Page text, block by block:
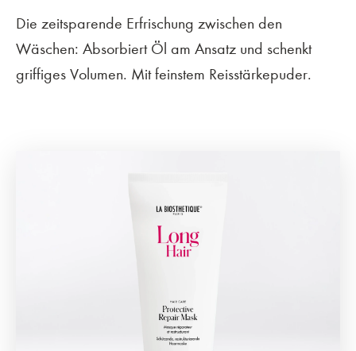
Die zeitsparende Erfrischung zwischen den
Wäschen: Absorbiert Öl am Ansatz und schenkt
griffiges Volumen. Mit feinstem Reisstärkepuder.